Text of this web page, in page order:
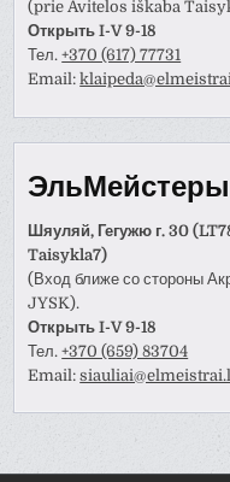
(prie Avitelos iškaba
Открыть I-V 9-18
Тел.+370 (617) 77731
Email:
Шяуляй, Гегужю г. 30
Taisykla7)
(Вход ближе со стороны
JYSK).
Открыть I-V 9-18
Тел.+370 (659) 83704
Email: